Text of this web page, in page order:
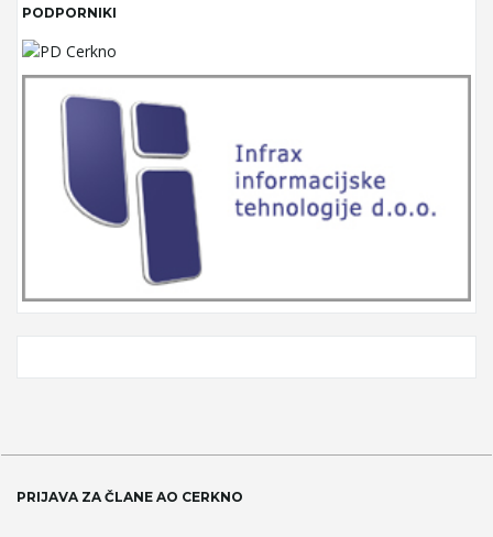
PODPORNIKI
PRIJAVA ZA ČLANE AO CERKNO